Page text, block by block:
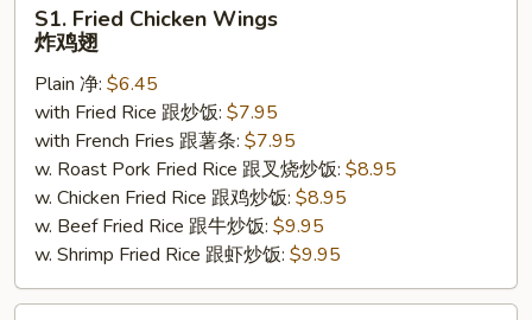
Fried
Chicken
Wings
S1. Fried Chicken Wings
炸鸡翅
Plain 净: $6.45
with Fried Rice 跟炒饭: $7.95
with French Fries 跟薯条: $7.95
w. Roast Pork Fried Rice 跟叉烧炒饭: $8.95
w. Chicken Fried Rice 跟鸡炒饭: $8.95
w. Beef Fried Rice 跟牛炒饭: $9.95
w. Shrimp Fried Rice 跟虾炒饭: $9.95